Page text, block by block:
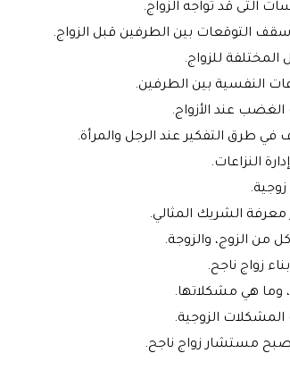
التى قد تواجه الزواج.
التوقعات بين الطرفين قبل الزواج.
المختلفة للزواج.
النفسية بين الطرفين.
عند الأزواج.
في طرق التفكير عند الرجل والمرأة.
النزاعات.
معرفة الشريك المثالي.
من الزوج، والزوجة.
زواج ناجح.
وما هي مشكلاتها.
الزوجية.
مستشار زواج ناجح.